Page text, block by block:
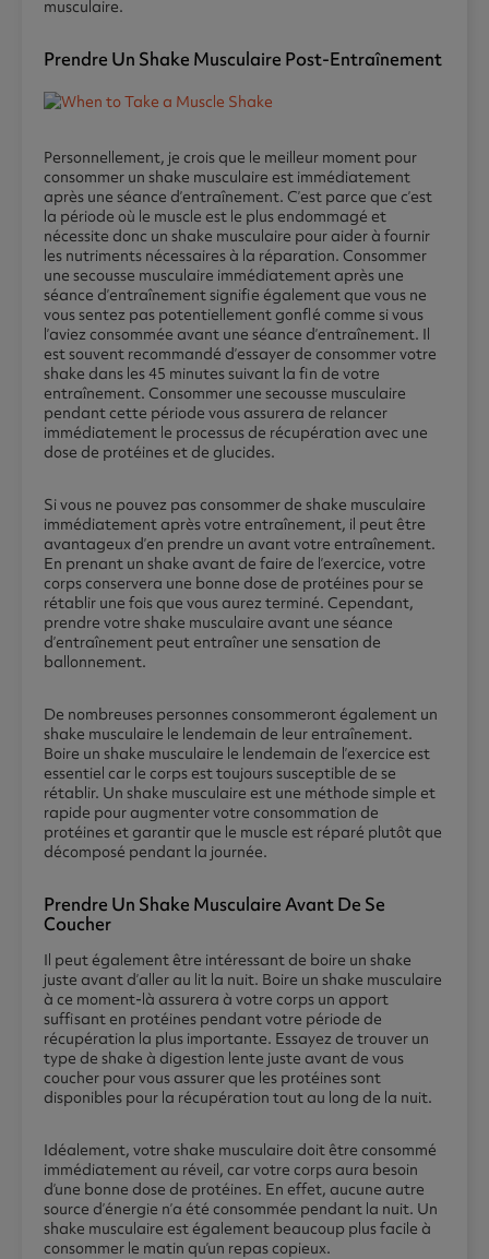
musculaire.
Prendre Un Shake Musculaire Post-Entraînement
Personnellement, je crois que le meilleur moment pour
consommer un shake musculaire est immédiatement
après une séance d’entraînement. C’est parce que c’est
la période où le muscle est le plus endommagé et
nécessite donc un shake musculaire pour aider à fournir
les nutriments nécessaires à la réparation. Consommer
une secousse musculaire immédiatement après une
séance d’entraînement signifie également que vous ne
vous sentez pas potentiellement gonflé comme si vous
l’aviez consommée avant une séance d’entraînement. Il
est souvent recommandé d’essayer de consommer votre
shake dans les 45 minutes suivant la fin de votre
entraînement. Consommer une secousse musculaire
pendant cette période vous assurera de relancer
immédiatement le processus de récupération avec une
dose de protéines et de glucides.
Si vous ne pouvez pas consommer de shake musculaire
immédiatement après votre entraînement, il peut être
avantageux d’en prendre un avant votre entraînement.
En prenant un shake avant de faire de l’exercice, votre
corps conservera une bonne dose de protéines pour se
rétablir une fois que vous aurez terminé. Cependant,
prendre votre shake musculaire avant une séance
d’entraînement peut entraîner une sensation de
ballonnement.
De nombreuses personnes consommeront également un
shake musculaire le lendemain de leur entraînement.
Boire un shake musculaire le lendemain de l’exercice est
essentiel car le corps est toujours susceptible de se
rétablir. Un shake musculaire est une méthode simple et
rapide pour augmenter votre consommation de
protéines et garantir que le muscle est réparé plutôt que
décomposé pendant la journée.
Prendre Un Shake Musculaire Avant De Se
Coucher
Il peut également être intéressant de boire un shake
juste avant d’aller au lit la nuit. Boire un shake musculaire
à ce moment-là assurera à votre corps un apport
suffisant en protéines pendant votre période de
récupération la plus importante. Essayez de trouver un
type de shake à digestion lente juste avant de vous
coucher pour vous assurer que les protéines sont
disponibles pour la récupération tout au long de la nuit.
Idéalement, votre shake musculaire doit être consommé
immédiatement au réveil, car votre corps aura besoin
d’une bonne dose de protéines. En effet, aucune autre
source d’énergie n’a été consommée pendant la nuit. Un
shake musculaire est également beaucoup plus facile à
consommer le matin qu’un repas copieux.